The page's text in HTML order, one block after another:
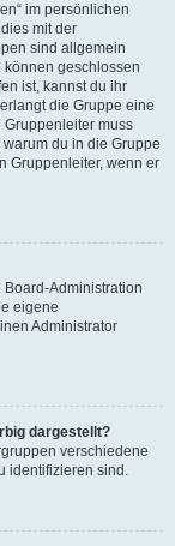
im persönlichen
mit der
sind allgemein
geschlossen
ist, kannst du ihr
die Gruppe eine
Gruppenleiter muss
du in die Gruppe
Gruppenleiter, wenn er
Administration
eigene
Administrator
dargestellt?
verschiedene
identifizieren sind.